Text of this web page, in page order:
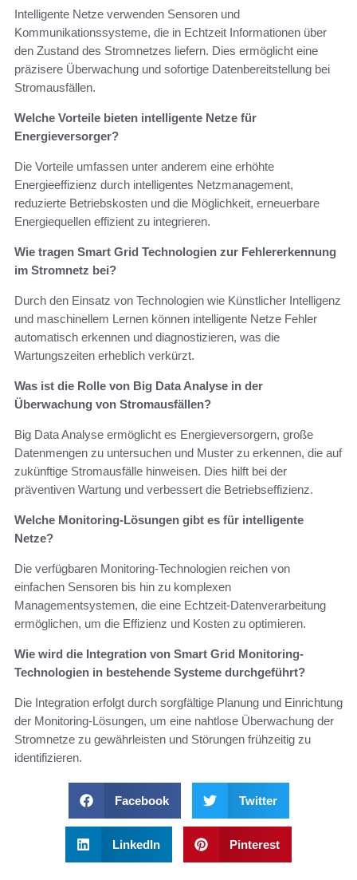
Intelligente Netze verwenden Sensoren und
Kommunikationssysteme, die in Echtzeit Informationen über
den Zustand des Stromnetzes liefern. Dies ermöglicht eine
präzisere Überwachung und sofortige Datenbereitstellung bei
Stromausfällen.
Welche Vorteile bieten intelligente Netze für
Energieversorger?
Die Vorteile umfassen unter anderem eine erhöhte
Energieeffizienz durch intelligentes Netzmanagement,
reduzierte Betriebskosten und die Möglichkeit, erneuerbare
Energiequellen effizient zu integrieren.
Wie tragen Smart Grid Technologien zur Fehlererkennung
im Stromnetz bei?
Durch den Einsatz von Technologien wie Künstlicher Intelligenz
und maschinellem Lernen können intelligente Netze Fehler
automatisch erkennen und diagnostizieren, was die
Wartungszeiten erheblich verkürzt.
Was ist die Rolle von Big Data Analyse in der
Überwachung von Stromausfällen?
Big Data Analyse ermöglicht es Energieversorgern, große
Datenmengen zu untersuchen und Muster zu erkennen, die auf
zukünftige Stromausfälle hinweisen. Dies hilft bei der
präventiven Wartung und verbessert die Betriebseffizienz.
Welche Monitoring-Lösungen gibt es für intelligente
Netze?
Die verfügbaren Monitoring-Technologien reichen von
einfachen Sensoren bis hin zu komplexen
Managementsystemen, die eine Echtzeit-Datenverarbeitung
ermöglichen, um die Effizienz und Kosten zu optimieren.
Wie wird die Integration von Smart Grid Monitoring-
Technologien in bestehende Systeme durchgeführt?
Die Integration erfolgt durch sorgfältige Planung und Einrichtung
der Monitoring-Lösungen, um eine nahtlose Überwachung der
Stromnetze zu gewährleisten und Störungen frühzeitig zu
identifizieren.
Facebook Twitter
LinkedIn Pinterest